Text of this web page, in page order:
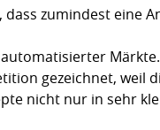
zumindest eine
gezeichnet, weil
nicht nur in sehr